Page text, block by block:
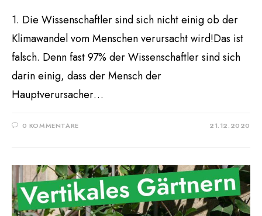
1. Die Wissenschaftler sind sich nicht einig ob der
Klimawandel vom Menschen verursacht wird!Das ist
falsch. Denn fast 97% der Wissenschaftler sind sich
darin einig, dass der Mensch der
Hauptverursacher…
0 KOMMENTARE 21.12.2020